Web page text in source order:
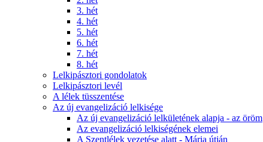
3. hét
4. hét
5. hét
6. hét
7. hét
8. hét
Lelkipásztori gondolatok
Lelkipásztori levél
A lélek tüsszentése
Az új evangelizáció lelkisége
Az új evangelizáció lelkületének alapja - az öröm
Az evangelizáció lelkiségének elemei
A Szentlélek vezetése alatt - Mária útján